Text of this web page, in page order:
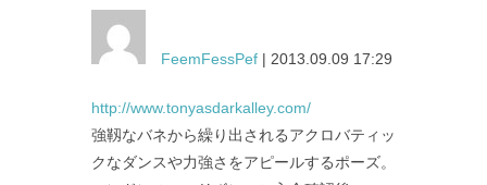
FeemFessPef | 2013.09.09 17:29
http://www.tonyasdarkalley.com/
強靱なバネから繰り出されるアクロバティッ
クなダンスや力強さをアピールするポーズ。